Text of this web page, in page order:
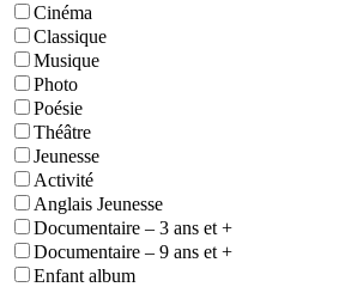
Cinéma
Classique
Musique
Photo
Poésie
Théâtre
Jeunesse
Activité
Anglais Jeunesse
Documentaire – 3 ans et +
Documentaire – 9 ans et +
Enfant album